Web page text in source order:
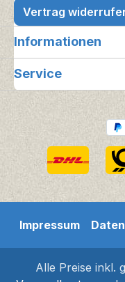
Vertrag
Informationen
Service
Impressum
Alle Preise inkl.